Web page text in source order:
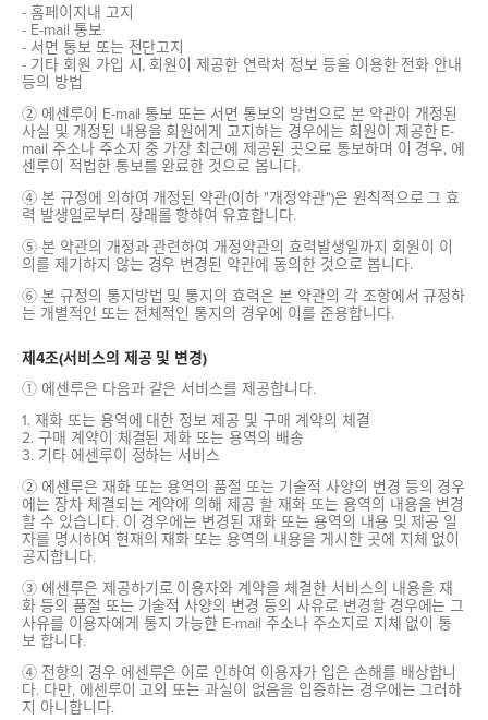
- 홈페이지내 고지
- E-mail 통보
- 서면 통보 또는 전단고지
- 기타 회원 가입 시, 회원이 제공한 연락처 정보 등을 이용한 전화 안내
등의 방법
② 에센루이 E-mail 통보 또는 서면 통보의 방법으로 본 약관이 개정된
사실 및 개정된 내용을 회원에게 고지하는 경우에는 회원이 제공한 E-
mail 주소나 주소지 중 가장 최근에 제공된 곳으로 통보하며 이 경우, 에
센루이 적법한 통보를 완료한 것으로 봅니다.
④ 본 규정에 의하여 개정된 약관(이하 "개정약관")은 원칙적으로 그 효
력 발생일로부터 장래를 향하여 유효합니다.
⑤ 본 약관의 개정과 관련하여 개정약관의 효력발생일까지 회원이 이
의를 제기하지 않는 경우 변경된 약관에 동의한 것으로 봅니다.
⑥ 본 규정의 통지방법 및 통지의 효력은 본 약관의 각 조항에서 규정하
는 개별적인 또는 전체적인 통지의 경우에 이를 준용합니다.
제4조(서비스의 제공 및 변경)
① 에센루은 다음과 같은 서비스를 제공합니다.
1. 재화 또는 용역에 대한 정보 제공 및 구매 계약의 체결
2. 구매 계약이 체결된 제화 또는 용역의 배송
3. 기타 에센루이 정하는 서비스
② 에센루은 재화 또는 용역의 품절 또는 기술적 사양의 변경 등의 경우
에는 장차 체결되는 계약에 의해 제공 할 재화 또는 용역의 내용을 변경
할 수 있습니다. 이 경우에는 변경된 재화 또는 용역의 내용 및 제공 일
자를 명시하여 현재의 재화 또는 용역의 내용을 게시한 곳에 지체 없이
공지합니다.
③ 에센루은 제공하기로 이용자와 계약을 체결한 서비스의 내용을 재
화 등의 품절 또는 기술적 사양의 변경 등의 사유로 변경할 경우에는 그
사유를 이용자에게 통지 가능한 E-mail 주소나 주소지로 지체 없이 통
보 합니다.
④ 전항의 경우 에센루은 이로 인하여 이용자가 입은 손해를 배상합니
다. 다만, 에센루이 고의 또는 과실이 없음을 입증하는 경우에는 그러하
지 아니합니다.